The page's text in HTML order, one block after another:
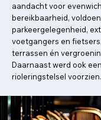
aandacht voor
bereikbaarheid,
parkeergelegenheid,
voetgangers en
terrassen én
Daarnaast werd ook
rioleringstelsel